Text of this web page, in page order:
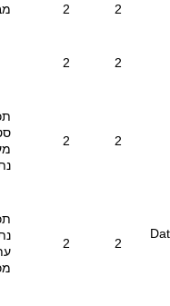
2
2
2
2
2
2
2
2